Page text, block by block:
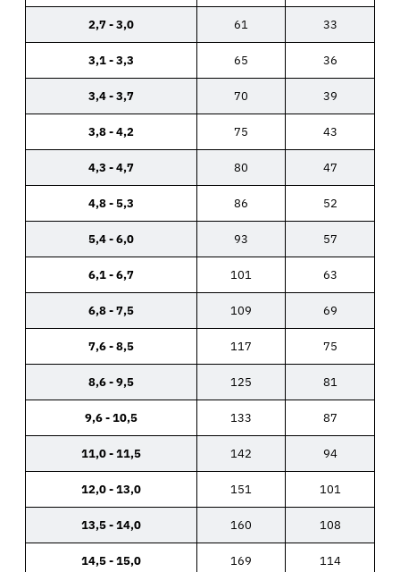
2,7 - 3,0 61 33
3,1 - 3,3 65 36
3,4 - 3,7 70 39
3,8 - 4,2 75 43
4,3 - 4,7 80 47
4,8 - 5,3 86 52
5,4 - 6,0 93 57
6,1 - 6,7 101 63
6,8 - 7,5 109 69
7,6 - 8,5 117 75
8,6 - 9,5 125 81
9,6 - 10,5 133 87
11,0 - 11,5 142 94
12,0 - 13,0 151 101
13,5 - 14,0 160 108
14,5 - 15,0 169 114